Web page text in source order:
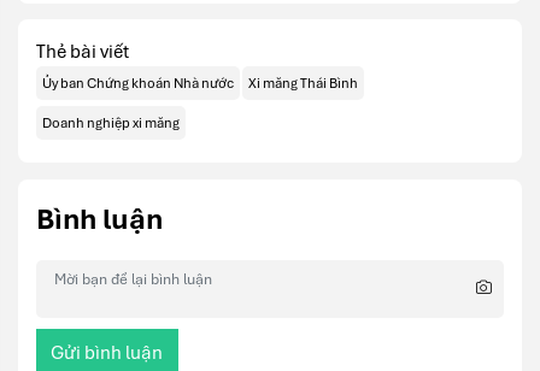
Thẻ bài viết
Ủy ban Chứng khoán Nhà nước Xi măng Thái Bình
Doanh nghiệp xi măng
Bình luận
Gửi bình luận